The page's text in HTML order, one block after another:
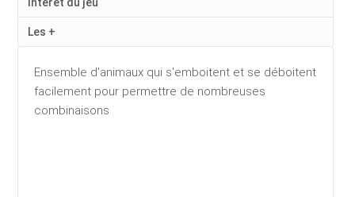
Les +
Ensemble d'animaux qui s'emboitent et se déboitent
facilement pour permettre de nombreuses
combinaisons